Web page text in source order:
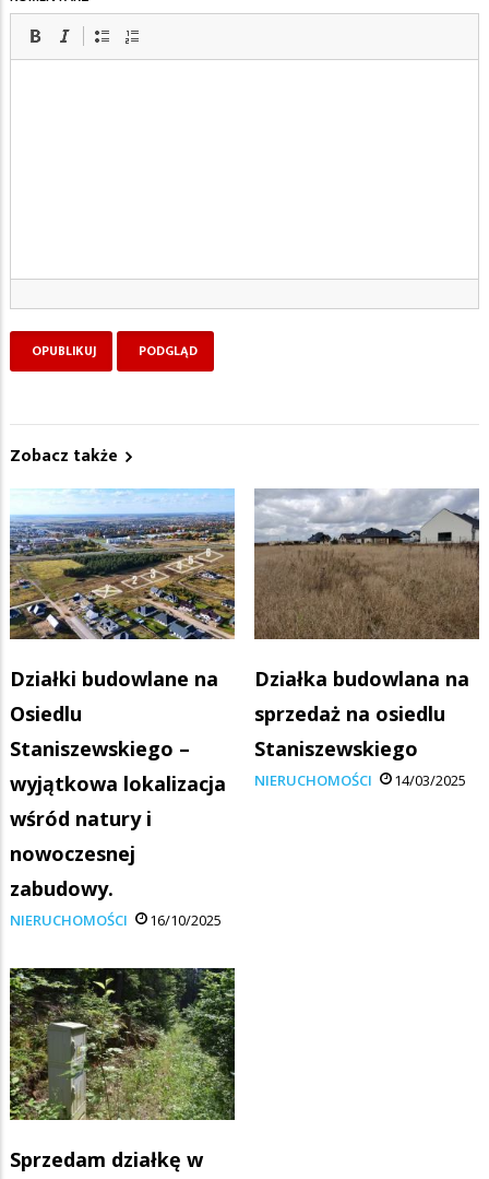
Zobacz także
Działki budowlane na
Osiedlu
Staniszewskiego –
wyjątkowa lokalizacja
wśród natury i
nowoczesnej
zabudowy.
NIERUCHOMOŚCI 16/10/2025
Działka budowlana na
sprzedaż na osiedlu
Staniszewskiego
NIERUCHOMOŚCI 14/03/2025
Sprzedam działkę w